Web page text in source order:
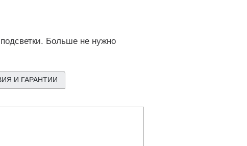
Больше не нужно
И ГАРАНТИИ